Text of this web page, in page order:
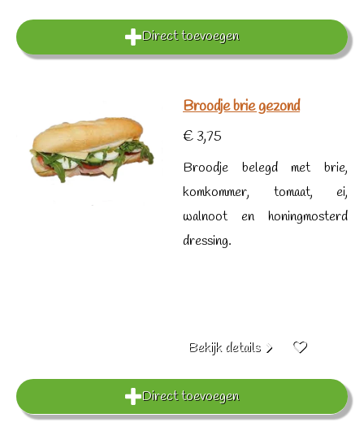
Direct toevoegen
Broodje brie gezond
€ 3,75
Broodje belegd met brie,
komkommer, tomaat, ei,
walnoot en honingmosterd
dressing.
Bekijk details
Direct toevoegen